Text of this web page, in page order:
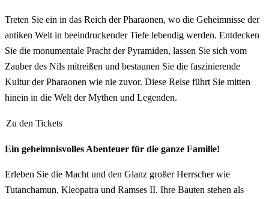
Treten Sie ein in das Reich der Pharaonen, wo die Geheimnisse der
antiken Welt in beeindruckender Tiefe lebendig werden. Entdecken
Sie die monumentale Pracht der Pyramiden, lassen Sie sich vom
Zauber des Nils mitreißen und bestaunen Sie die faszinierende
Kultur der Pharaonen wie nie zuvor. Diese Reise führt Sie mitten
hinein in die Welt der Mythen und Legenden.
Zu den Tickets
Ein geheimnisvolles Abenteuer für die ganze Familie!
Erleben Sie die Macht und den Glanz großer Herrscher wie
Tutanchamun, Kleopatra und Ramses II. Ihre Bauten stehen als